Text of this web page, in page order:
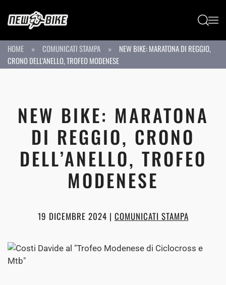
Passa al contenuto principale
HOME COMUNICATI STAMPA
NEW BIKE: MARATONA DI REGGIO,
CRONO DELL’ANELLO, TROFEO MODENESE
NEW BIKE: MARATONA
DI REGGIO, CRONO
DELL’ANELLO, TROFEO
MODENESE
19 DICEMBRE 2024 | COMUNICATI STAMPA